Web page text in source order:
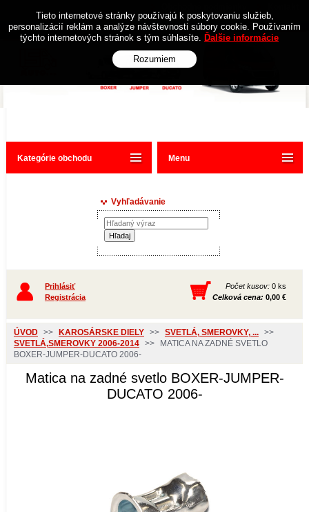
Kategórie obchodu
Vyhľadávanie
Prihlásiť
Registrácia
Počet kusov: 0 ks
Celková cena: 0,00 €
ÚVOD >> KAROSÁRSKE DIELY >> SVETLÁ, SMEROVKY, ... >>
SVETLÁ,SMEROVKY 2006-2014 >>
MATICA NA ZADNÉ SVETLO
BOXER-JUMPER-DUCATO 2006-
Matica na zadné svetlo BOXER-JUMPER-
DUCATO 2006-
Menu
Tieto internetové stránky používajú k poskytovaniu služieb,
personalizácií reklám a analýze návštevnosti súbory cookie. Používaním
týchto internetových stránok s tým súhlasíte. Ďalšie informácie
Rozumiem